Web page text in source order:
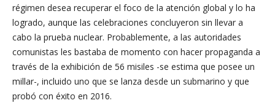
régimen desea recuperar el foco de la atención global y lo ha
logrado, aunque las celebraciones concluyeron sin llevar a
cabo la prueba nuclear. Probablemente, a las autoridades
comunistas les bastaba de momento con hacer propaganda a
través de la exhibición de 56 misiles -se estima que posee un
millar-, incluido uno que se lanza desde un submarino y que
probó con éxito en 2016.